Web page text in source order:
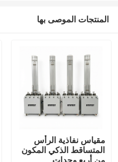
المنتجات الموصى بها
مقياس نفاذية الرأس
المتساقط الذكي المكون